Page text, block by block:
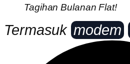
Tagihan Bulanan Flat!
Termasukmodem